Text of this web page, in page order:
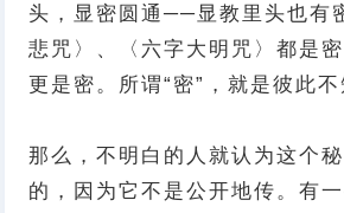
头，显密圆通──显教里头也有
悲咒〉、〈六字大明咒〉都是
更是密。所谓“密”，就是彼此不
那么，不明白的人就认为这个
的，因为它不是公开地传。有